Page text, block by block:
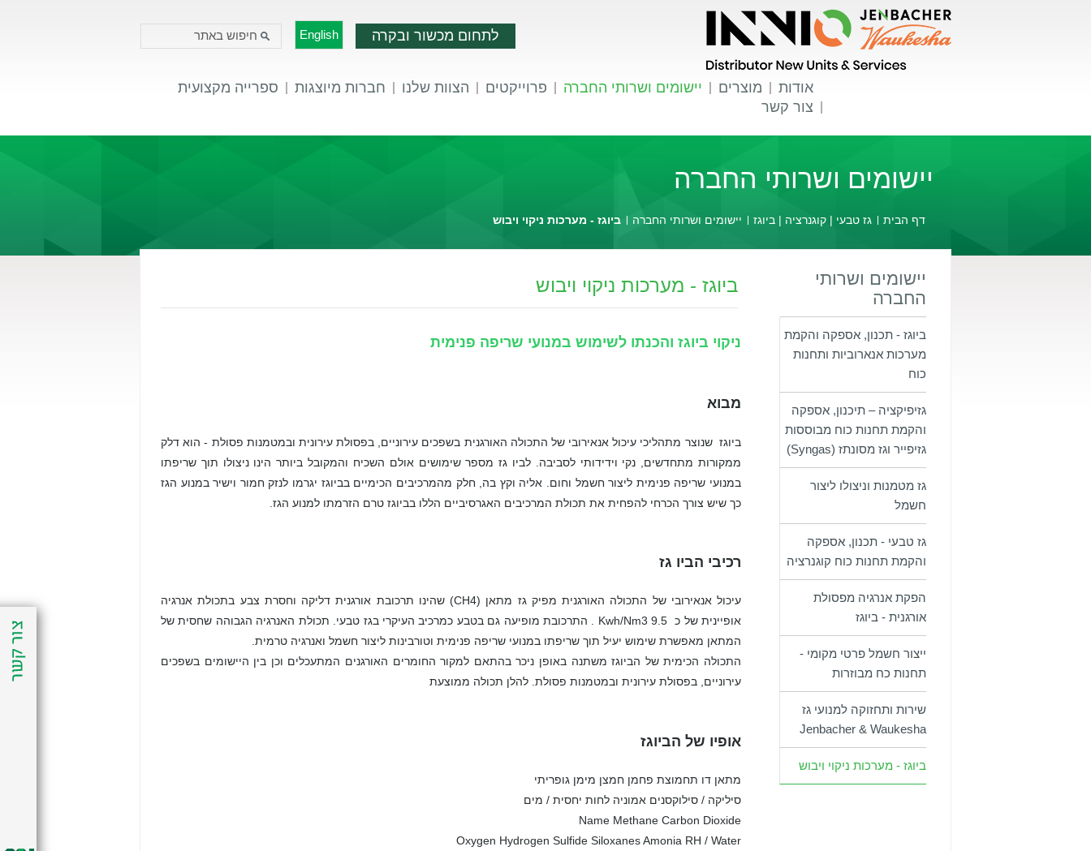
English לתחום מכשור ובקרה
אודות מוצרים יישומים ושרותי החברה פרוייקטים הצוות שלנו חברות מיוצגות
ספרייה מקצועית
צור קשר
יישומים ושרותי החברה
דף הבית גז טבעי | קוגנרציה | ביוגז יישומים ושרותי החברה ביוגז - מערכות ניקוי ויבוש
יישומים ושרותי
החברה
ביוגז - תכנון, אספקה והקמת
מערכות אנארוביות ותחנות
כוח
גזיפיקציה – תיכנון, אספקה
והקמת תחנות כוח מבוססות
גזיפייר וגז מסונתז (Syngas)
גז מטמנות וניצולו ליצור
חשמל
גז טבעי - תכנון, אספקה
והקמת תחנות כוח קוגנרציה
הפקת אנרגיה מפסולת
אורגנית - ביוגז
ייצור חשמל פרטי מקומי -
תחנות כח מבוזרות
שירות ותחזוקה למנועי גז
Jenbacher & Waukesha
ביוגז - מערכות ניקוי ויבוש
ביוגז - מערכות ניקוי ויבוש
ניקוי ביוגז והכנתו לשימוש במנועי שריפה פנימית
מבוא
ביוגז שנוצר מתהליכי עיכול אנאירובי של התכולה האורגנית בשפכים עירוניים, בפסולת עירונית ובמטמנות פסולת - הוא דלק
ממקורות מתחדשים, נקי וידידותי לסביבה. לביו גז מספר שימושים אולם השכיח והמקובל ביותר הינו ניצולו תוך שריפתו
במנועי שריפה פנימית ליצור חשמל וחום. אליה וקץ בה, חלק מהמרכיבים הכימיים בביוגז יגרמו לנזק חמור וישיר במנוע הגז
כך שיש צורך הכרחי להפחית את תכולת המרכיבים האגרסיביים הללו בביוגז טרם הזרמתו למנוע הגז.
רכיבי הביו גז
עיכול אנאירובי של התכולה האורגנית מפיק גז מתאן (CH4) שהינו תרכובת אורגנית דליקה וחסרת צבע בתכולת אנרגיה
אופיינית של כ 9.5 Kwh/Nm3 . התרכובת מופיעה גם בטבע כמרכיב העיקרי בגז טבעי. תכולת האנרגיה הגבוהה שחסית של
המתאן מאפשרת שימוש יעיל תוך שריפתו במנועי שריפה פנימית וטורבינות ליצור חשמל ואנרגיה טרמית.
התכולה הכימית של הביוגז משתנה באופן ניכר בהתאם למקור החומרים האורגנים המתעכלים וכן בין היישומים בשפכים
עירוניים, בפסולת עירונית ובמטמנות פסולת. להלן תכולה ממוצעת
אופיו של הביוגז
מתאן דו תחמוצת פחמן חמצן מימן גופריתי
סיליקה / סילוקסנים אמוניה לחות יחסית / מים
Name Methane Carbon Dioxide
Oxygen Hydrogen Sulfide Siloxanes Amonia RH / Water